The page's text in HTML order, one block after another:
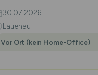
30.07.2026
Lauenau
Vor Ort (kein Home-Office)